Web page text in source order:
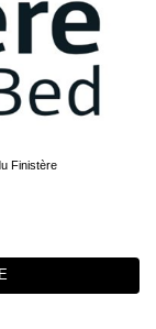
Finistère